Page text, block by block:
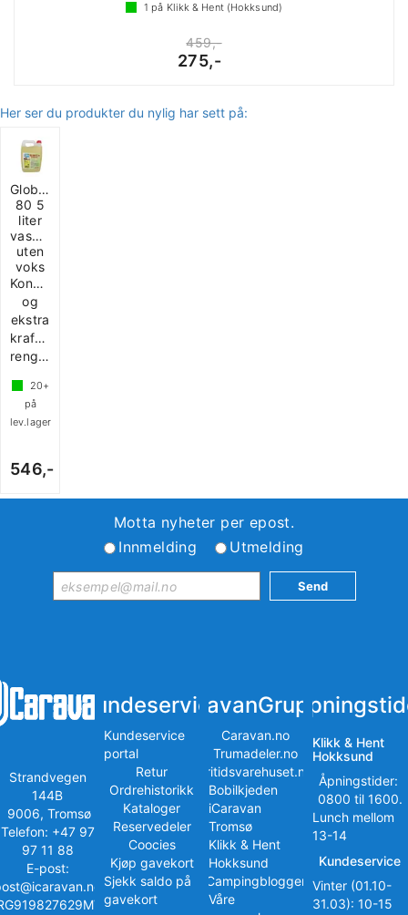
1 på Klikk & Hent (Hokksund)
459,-
275,-
Her ser du produkter du nylig har sett på:
Globex
80 5
liter
vaskemiddel
uten
voks
Konsentrert
og
ekstra
kraftig
rengjøring
20+
på
lev.lager
546,-
Motta nyheter per epost.
Innmelding
Utmelding
Strandvegen
144B
9006, Tromsø
Telefon: +47 97
97 11 88
E-post:
Kundeservice
Kundeservice
portal
Retur
Ordrehistorikk
Kataloger
Reservedeler
Coocies
Kjøp gavekort
Sjekk saldo på
gavekort
iCaravanGruppen
Caravan.no
Trumadeler.no
Fritidsvarehuset.no
Bobilkjeden
iCaravan
Tromsø
Klikk & Hent
Hokksund
iCampingbloggen
Våre
Klikk & Hent
Hokksund
Åpningstider:
0800 til 1600.
Lunch mellom
13-14
Kundeservice
Vinter (01.10-
31.03): 10-15